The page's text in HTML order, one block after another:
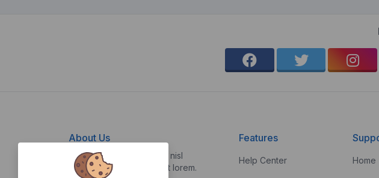
About Us
Vestibulum quis risus sed nisl
pellentesque aliquet et et lorem.
Features
Help Center Home